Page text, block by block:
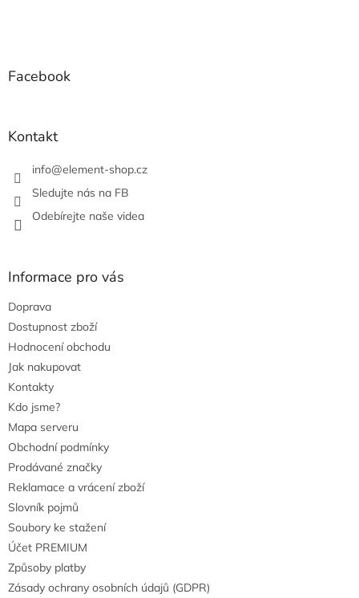
Facebook
Kontakt
info@element-shop.cz
Sledujte nás na FB
Odebírejte naše videa
Informace pro vás
Doprava
Dostupnost zboží
Hodnocení obchodu
Jak nakupovat
Kontakty
Kdo jsme?
Mapa serveru
Obchodní podmínky
Prodávané značky
Reklamace a vrácení zboží
Slovník pojmů
Soubory ke stažení
Účet PREMIUM
Způsoby platby
Zásady ochrany osobních údajů (GDPR)